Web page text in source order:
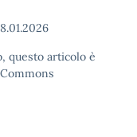
questo articolo è